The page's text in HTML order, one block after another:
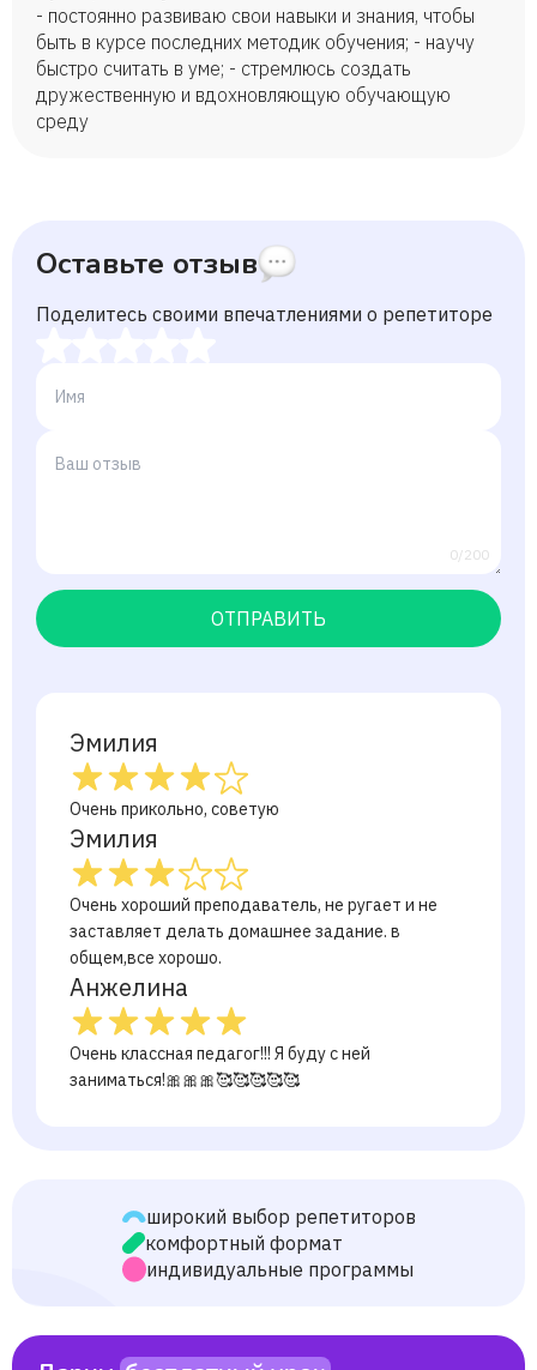
- постоянно развиваю свои навыки и знания, чтобы
быть в курсе последних методик обучения; - научу
быстро считать в уме; - стремлюсь создать
дружественную и вдохновляющую обучающую
среду
Оставьте отзыв
Поделитесь своими впечатлениями о репетиторе
0/200
ОТПРАВИТЬ
Эмилия
Очень прикольно, советую
Эмилия
Очень хороший преподаватель, не ругает и не
заставляет делать домашнее задание. в
общем,все хорошо.
Анжелина
Очень классная педагог!!! Я буду с ней
заниматься!🎀🎀🎀🥰🥰🥰🥰🥰
широкий выбор репетиторов
комфортный формат
индивидуальные программы